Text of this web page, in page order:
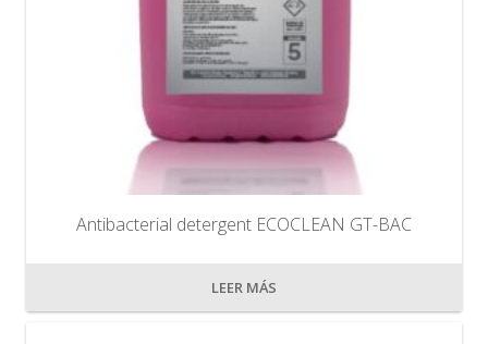
Antibacterial detergent ECOCLEAN GT-BAC
LEER MÁS